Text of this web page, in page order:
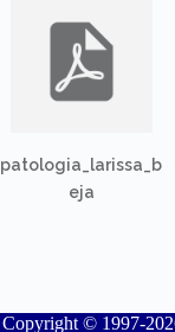
patologia_larissa_b
eja
Copyright © 1997-